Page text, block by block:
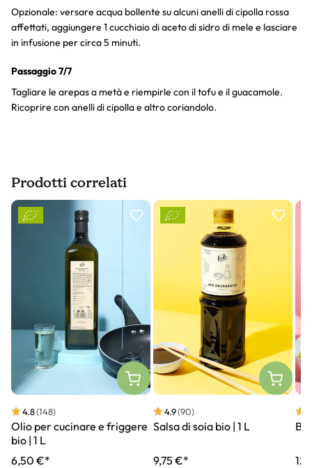
Opzionale: versare acqua bollente su alcuni anelli di cipolla rossa
affettati, aggiungere 1 cucchiaio di aceto di sidro di mele e lasciare
in infusione per circa 5 minuti.
Passaggio 7/7
Tagliare le arepas a metà e riempirle con il tofu e il guacamole.
Ricoprire con anelli di cipolla e altro coriandolo.
Prodotti correlati
Slider prodotto
4.8(148)
Olio per cucinare e friggere
bio | 1 L
6,50 €*
4.9(90)
Salsa di soia bio | 1 L
9,75 €*